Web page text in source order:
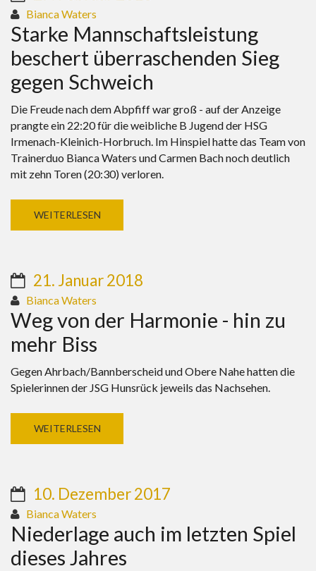
Bianca Waters
Starke Mannschaftsleistung
beschert überraschenden Sieg
gegen Schweich
Die Freude nach dem Abpfiff war groß - auf der Anzeige
prangte ein 22:20 für die weibliche B Jugend der HSG
Irmenach-Kleinich-Horbruch. Im Hinspiel hatte das Team von
Trainerduo Bianca Waters und Carmen Bach noch deutlich
mit zehn Toren (20:30) verloren.
WEITERLESEN
21. Januar 2018
Bianca Waters
Weg von der Harmonie - hin zu
mehr Biss
Gegen Ahrbach/Bannberscheid und Obere Nahe hatten die
Spielerinnen der JSG Hunsrück jeweils das Nachsehen.
WEITERLESEN
10. Dezember 2017
Bianca Waters
Niederlage auch im letzten Spiel
dieses Jahres